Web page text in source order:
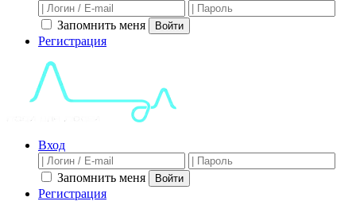
Запомнить меня Войти
Регистрация
Вход
Запомнить меня Войти
Регистрация